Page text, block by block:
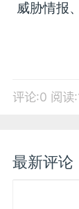
威胁情报
评论:0 阅读
最新评论